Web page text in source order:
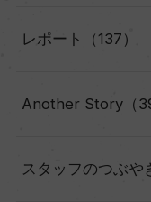
レポート（137）
Another Story（39
スタッフのつぶや